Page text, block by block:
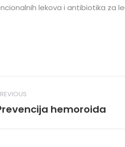
lekova i antibiotika za
hemoroida